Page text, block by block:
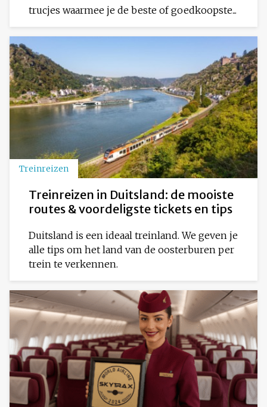
trucjes waarmee je de beste of goedkoopste...
Treinreizen
Treinreizen in Duitsland: de mooiste
routes & voordeligste tickets en tips
Duitsland is een ideaal treinland. We geven je
alle tips om het land van de oosterburen per
trein te verkennen.